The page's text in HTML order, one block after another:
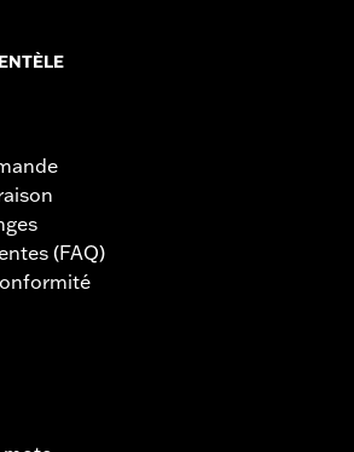
de montage et clé pour une installation
warranty – Go to
(FAQ)